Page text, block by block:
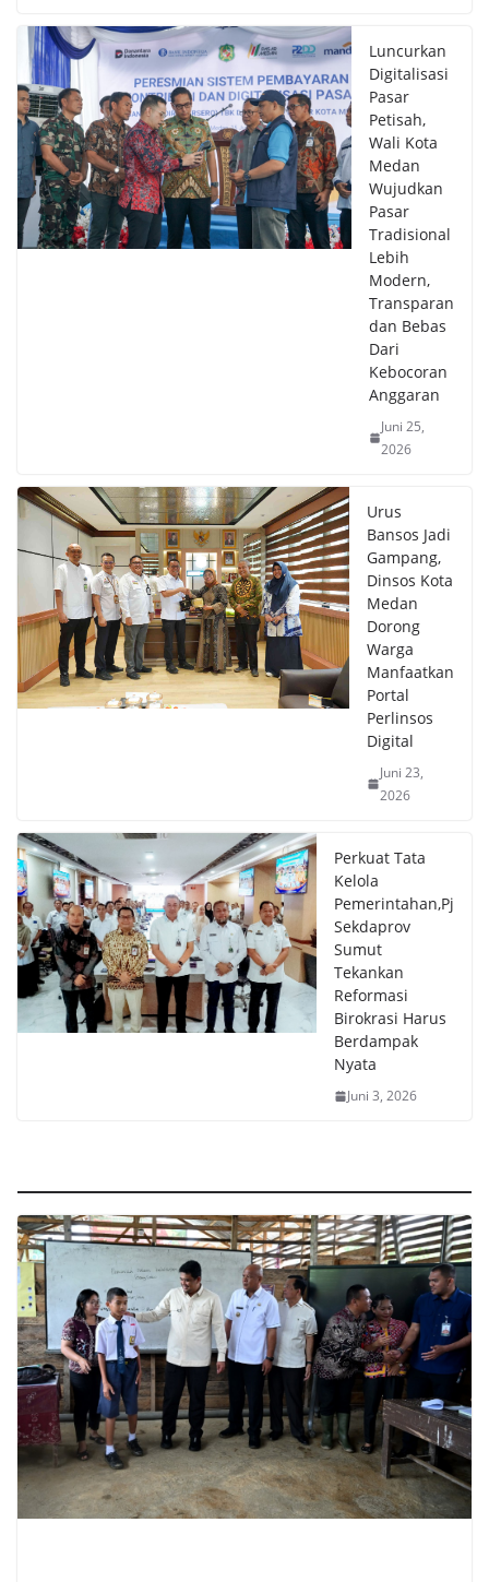
Luncurkan
Digitalisasi
Pasar
Petisah,
Wali Kota
Medan
Wujudkan
Pasar
Tradisional
Lebih
Modern,
Transparan
dan Bebas
Dari
Kebocoran
Anggaran
Juni 25,
2026
Urus
Bansos Jadi
Gampang,
Dinsos Kota
Medan
Dorong
Warga
Manfaatkan
Portal
Perlinsos
Digital
Juni 23,
2026
Perkuat Tata
Kelola
Pemerintahan,Pj
Sekdaprov
Sumut
Tekankan
Reformasi
Birokrasi Harus
Berdampak
Nyata
Juni 3, 2026